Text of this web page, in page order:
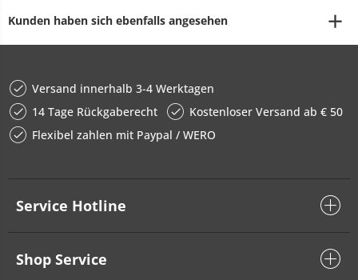
Kunden haben sich ebenfalls angesehen
Versand innerhalb 3-4 Werktagen
14 Tage Rückgaberecht
Kostenloser Versand ab € 50
Flexibel zahlen mit Paypal / WERO
Service Hotline
Shop Service